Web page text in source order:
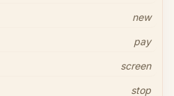
new
pay
screen
stop